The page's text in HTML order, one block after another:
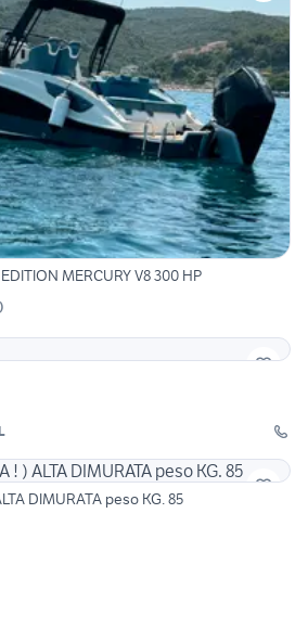
MERCURY V8 300 HP
)
DIMURATA peso KG. 85